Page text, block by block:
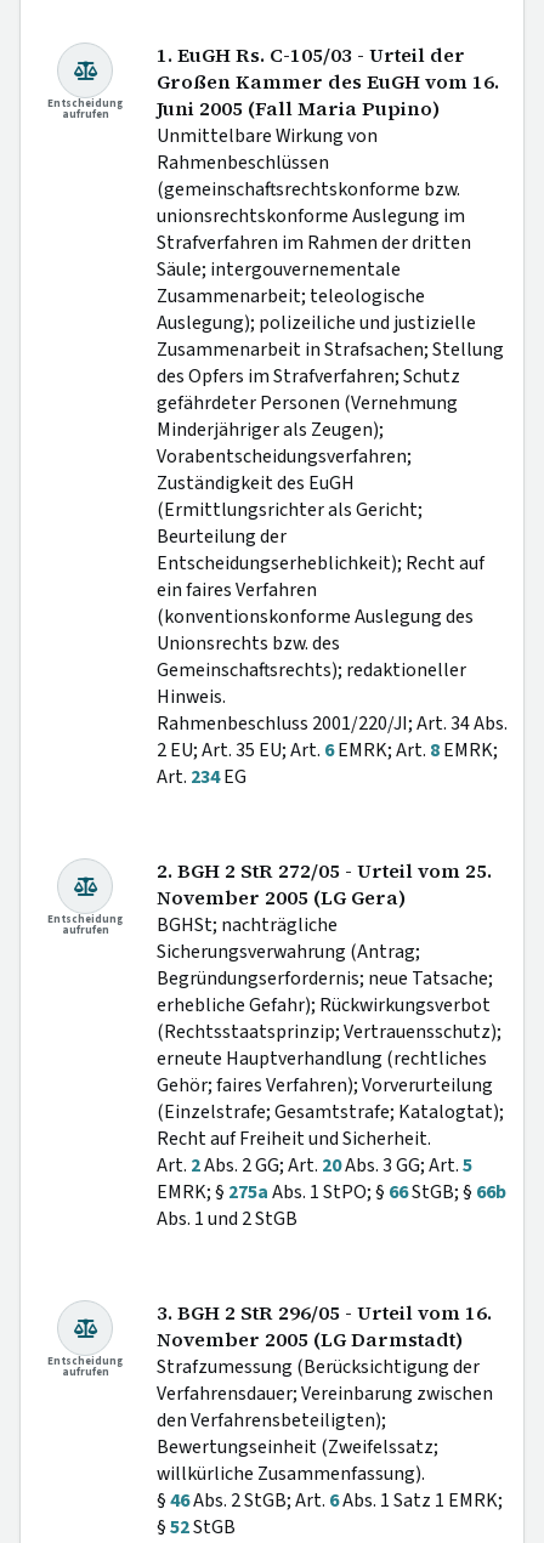
Entscheidung
aufrufen
1. EuGH Rs. C-105/03 - Urteil der
Großen Kammer des EuGH vom 16.
Juni 2005 (Fall Maria Pupino)
Unmittelbare Wirkung von
Rahmenbeschlüssen
(gemeinschaftsrechtskonforme bzw.
unionsrechtskonforme Auslegung im
Strafverfahren im Rahmen der dritten
Säule; intergouvernementale
Zusammenarbeit; teleologische
Auslegung); polizeiliche und justizielle
Zusammenarbeit in Strafsachen; Stellung
des Opfers im Strafverfahren; Schutz
gefährdeter Personen (Vernehmung
Minderjähriger als Zeugen);
Vorabentscheidungsverfahren;
Zuständigkeit des EuGH
(Ermittlungsrichter als Gericht;
Beurteilung der
Entscheidungserheblichkeit); Recht auf
ein faires Verfahren
(konventionskonforme Auslegung des
Unionsrechts bzw. des
Gemeinschaftsrechts); redaktioneller
Hinweis.
Rahmenbeschluss 2001/220/JI; Art. 34 Abs.
2 EU; Art. 35 EU; Art. 6EMRK; Art. 8EMRK;
Art. 234EG
Entscheidung
aufrufen
2. BGH 2 StR 272/05 - Urteil vom 25.
November 2005 (LG Gera)
BGHSt; nachträgliche
Sicherungsverwahrung (Antrag;
Begründungserfordernis; neue Tatsache;
erhebliche Gefahr); Rückwirkungsverbot
(Rechtsstaatsprinzip; Vertrauensschutz);
erneute Hauptverhandlung (rechtliches
Gehör; faires Verfahren); Vorverurteilung
(Einzelstrafe; Gesamtstrafe; Katalogtat);
Recht auf Freiheit und Sicherheit.
Art. 2Abs. 2 GG; Art. 20Abs. 3 GG; Art.5
EMRK; § 275aAbs. 1 StPO; § 66StGB; § 66b
Abs. 1 und 2 StGB
Entscheidung
aufrufen
3. BGH 2 StR 296/05 - Urteil vom 16.
November 2005 (LG Darmstadt)
Strafzumessung (Berücksichtigung der
Verfahrensdauer; Vereinbarung zwischen
den Verfahrensbeteiligten);
Bewertungseinheit (Zweifelssatz;
willkürliche Zusammenfassung).
§46Abs. 2 StGB; Art. 6Abs. 1 Satz 1 EMRK;
§52StGB